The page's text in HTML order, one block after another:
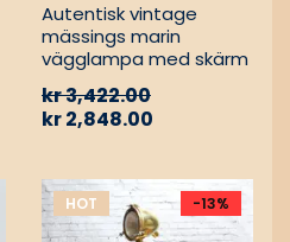
Autentisk vintage
mässings marin
vägglampa med skärm
kr3,422.00
kr2,848.00
HOT -13%